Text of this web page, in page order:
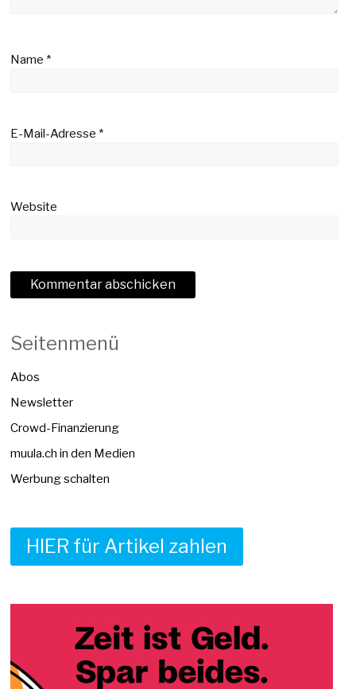
Name*
E-Mail-Adresse*
Website
Seitenmenü
Abos
Newsletter
Crowd-Finanzierung
muula.ch in den Medien
Werbung schalten
HIER für Artikel zahlen